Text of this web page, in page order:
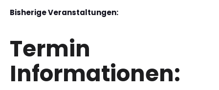
Bisherige Veranstaltungen:
Termin
Informationen: